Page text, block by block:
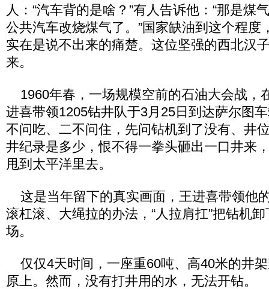
人：“汽车背的是啥？”有人告诉他：“那是煤
公共汽车改烧煤气了。”国家缺油到这个程度
实在是说不出来的痛楚。这位坚强的西北汉
来。
1960年春，一场规模空前的石油大会战，
进喜带领1205钻井队于3月25日到达萨尔图
不问吃、二不问住，先问钻机到了没有、井
井纪录是多少，恨不得一拳头砸出一口井来
甩到太平洋里去。
这是当年留下的真实画面，王进喜带领他
滚杠滚、大绳拉的办法，“人拉肩扛”把钻机
场。
仅仅4天时间，一座重60吨、高40米的井
原上。然而，没有打井用的水，无法开钻。